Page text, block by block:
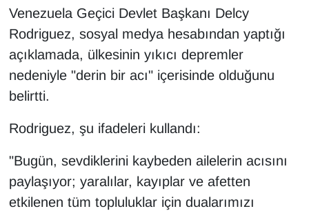
Venezuela Geçici Devlet Başkanı Delcy
Rodriguez, sosyal medya hesabından yaptığı
açıklamada, ülkesinin yıkıcı depremler
nedeniyle "derin bir acı" içerisinde olduğunu
belirtti.
Rodriguez, şu ifadeleri kullandı:
"Bugün, sevdiklerini kaybeden ailelerin acısını
paylaşıyor; yaralılar, kayıplar ve afetten
etkilenen tüm topluluklar için dualarımızı
HABERDE İNSAN
İngilizce
Kadın
Kültür & Sanat